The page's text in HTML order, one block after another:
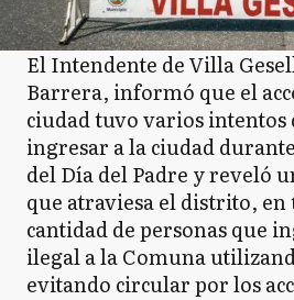
El Intendente de Villa
Barrera, informó que el
ciudad tuvo varios intentos
ingresar a la ciudad
del Día del Padre y reveló
que atraviesa el distrito, en
cantidad de personas que
ilegal a la Comuna
evitando circular por los